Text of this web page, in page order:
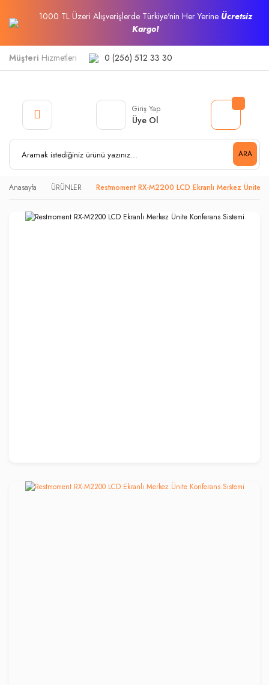
1000 TL Üzeri Alışverişlerde Türkiye'nin Her Yerine Ücretsiz
Kargo!
Müşteri Hizmetleri 0 (256) 512 33 30
ARA
Giriş Yap
Üye Ol
Anasayfa ÜRÜNLER Restmoment RX-M2200 LCD Ekranlı Merkez Ünite